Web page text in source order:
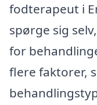
fodterapeut i
spørge sig
for
flere faktorer,